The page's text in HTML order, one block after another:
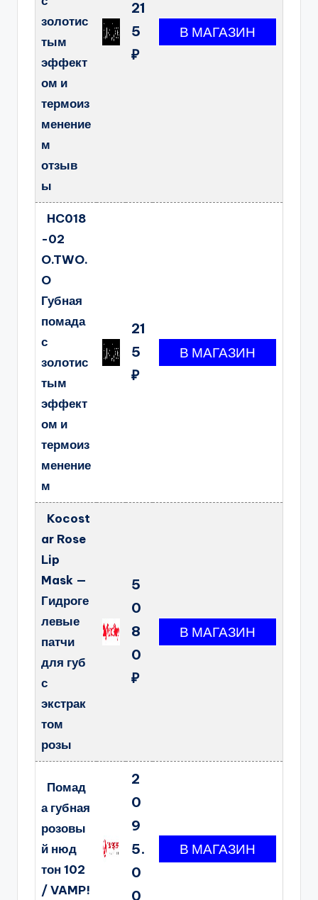
золотис
тым
эффект
ом и
термоиз
менение
м
отзыв
ы
21
5
₽
HC018
-02
O.TWO.
O
Губная
помада
с
золотис
тым
эффект
ом и
термоиз
менение
м
21
5
₽
Kocost
ar Rose
Lip
Mask —
Гидроге
левые
патчи
для губ
с
экстрак
том
розы
5
0
8
0
₽
Помад
а губная
розовы
й нюд
тон 102
/ VAMP!
2
0
9
5.
0
0